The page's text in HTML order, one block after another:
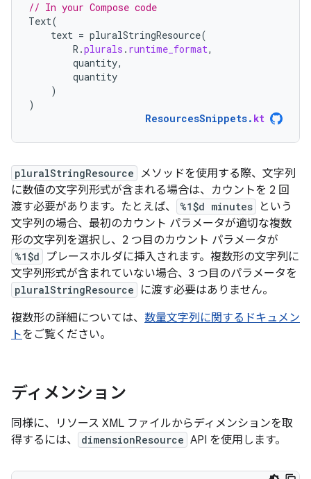
// In your Compose code
Text(
text = pluralStringResource(
R .plurals . runtime_format,
quantity,
quantity
)
)
ResourcesSnippets. kt
pluralStringResource
メソッドを使用する際、文字列
に数値の文字列形式が含まれる場合は、カウントを 2 回
渡す必要があります。たとえば、
%1$d minutes
という
文字列の場合、最初のカウント パラメータが適切な複数
形の文字列を選択し、2 つ目のカウント パラメータが
%1$d
プレースホルダに挿入されます。複数形の文字列に
文字列形式が含まれていない場合、3 つ目のパラメータを
pluralStringResource
に渡す必要はありません。
複数形の詳細については、 数量文字列に関するドキュメン
トをご覧ください。
ディメンション
同様に、リソース XML ファイルからディメンションを取
得するには、
dimensionResource API を使用します。